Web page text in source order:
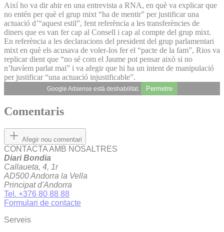
Així ho va dir ahir en una entrevista a RNA, en què va explicar que
no entén per què el grup mixt “ha de mentir” per justificar una
actuació d’“aquest estil”, fent referència a les transferències de
diners que es van fer cap al Consell i cap al compte del grup mixt.
En referència a les declaracions del president del grup parlamentari
mixt en què els acusava de voler-los fer el “pacte de la fam”, Rios va
replicar dient que “no sé com el Jaume pot pensar això si no
n’havíem parlat mai” i va afegir que hi ha un intent de manipulació
per justificar “una actuació injustificable”.
Google Adsense està deshabilitat. Permetre
Comentaris
Afegir nou comentari
CONTACTA AMB NOSALTRES
Diari Bondia
Callaueta, 4, 1r
AD500 Andorra la Vella
Principat d'Andorra
Tel. +376 80 88 88
Formulari de contacte
Serveis